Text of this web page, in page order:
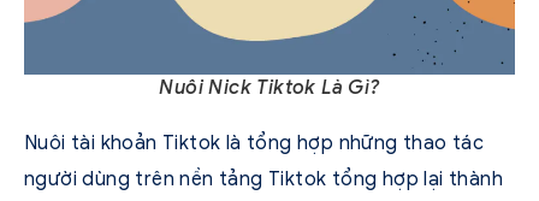
Nuôi Nick Tiktok Là Gì?
Nuôi tài khoản Tiktok là tổng hợp những thao tác
người dùng trên nền tảng Tiktok tổng hợp lại thành